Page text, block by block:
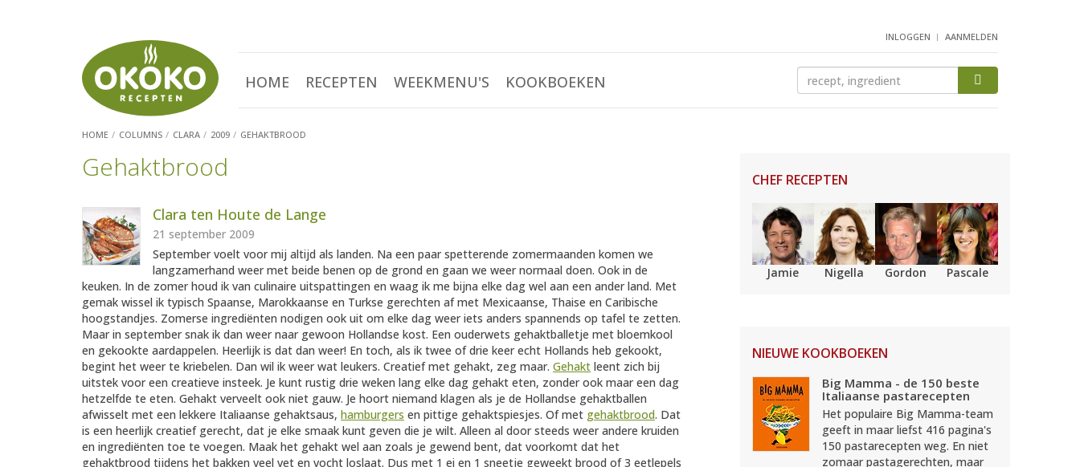
INLOGGEN AANMELDEN
HOME RECEPTEN WEEKMENU'S KOOKBOEKEN
HOME COLUMNS CLARA 2009 GEHAKTBROOD
Gehaktbrood
Clara ten Houte de Lange
21 september 2009
September voelt voor mij altijd als landen. Na een paar spetterende zomermaanden komen we
langzamerhand weer met beide benen op de grond en gaan we weer normaal doen. Ook in de
keuken. In de zomer houd ik van culinaire uitspattingen en waag ik me bijna elke dag wel aan een ander land. Met
gemak wissel ik typisch Spaanse, Marokkaanse en Turkse gerechten af met Mexicaanse, Thaise en Caribische
hoogstandjes. Zomerse ingrediënten nodigen ook uit om elke dag weer iets anders spannends op tafel te zetten.
Maar in september snak ik dan weer naar gewoon Hollandse kost. Een ouderwets gehaktballetje met bloemkool
en gekookte aardappelen. Heerlijk is dat dan weer! En toch, als ik twee of drie keer echt Hollands heb gekookt,
begint het weer te kriebelen. Dan wil ik weer wat leukers. Creatief met gehakt, zeg maar. Gehakt leent zich bij
uitstek voor een creatieve insteek. Je kunt rustig drie weken lang elke dag gehakt eten, zonder ook maar een dag
hetzelfde te eten. Gehakt verveelt ook niet gauw. Je hoort niemand klagen als je de Hollandse gehaktballen
afwisselt met een lekkere Italiaanse gehaktsaus, hamburgers en pittige gehaktspiesjes. Of met gehaktbrood. Dat
is een heerlijk creatief gerecht, dat je elke smaak kunt geven die je wilt. Alleen al door steeds weer andere kruiden
en ingrediënten toe te voegen. Maak het gehakt wel aan zoals je gewend bent, dat voorkomt dat het
gehaktbrood tijdens het bakken veel vet en vocht loslaat. Dus met 1 ei en 1 sneetje geweekt brood of 3 eetlepels
CHEF RECEPTEN
Jamie Nigella Gordon Pascale
NIEUWE KOOKBOEKEN
Big Mamma - de 150 beste
Italiaanse pastarecepten
Het populaire Big Mamma-team
geeft in maar liefst 416 pagina's
150 pastarecepten weg. En niet
zomaar pastagerechten, maar